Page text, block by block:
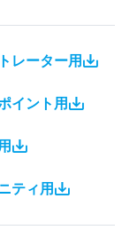
レーター用
イント用
ティ用